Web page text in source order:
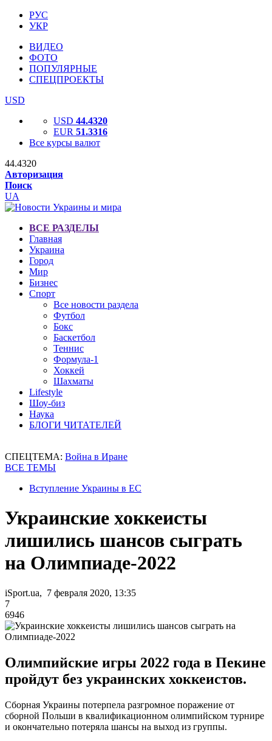
РУС
УКР
ВИДЕО
ФОТО
ПОПУЛЯРНЫЕ
СПЕЦПРОЕКТЫ
USD
USD 44.4320
EUR 51.3316
Все курсы валют
44.4320
Авторизация
Поиск
UA
ВСЕ РАЗДЕЛЫ
Главная
Украина
Город
Мир
Бизнес
Спорт
Все новости раздела
Футбол
Бокс
Баскетбол
Теннис
Формула-1
Хоккей
Шахматы
Lifestyle
Шоу-биз
Наука
БЛОГИ ЧИТАТЕЛЕЙ
СПЕЦТЕМА: Война в Иране
ВСЕ ТЕМЫ
Вступление Украины в ЕС
Украинские хоккеисты
лишились шансов сыграть
на Олимпиаде-2022
iSport.ua, 7 февраля 2020, 13:35
7
6946
Олимпийские игры 2022 года в Пекине
пройдут без украинских хоккеистов.
Сборная Украины потерпела разгромное поражение от
сборной Польши в квалификационном олимпийском турнире
и окончательно потеряла шансы на выход из группы.